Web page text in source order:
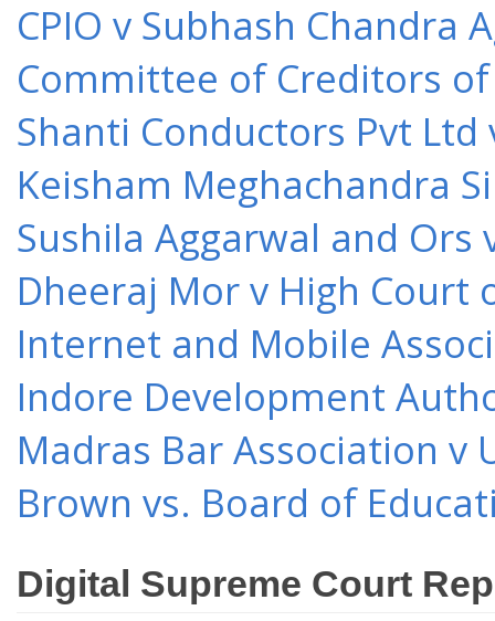
CPIO v Subhash Chandra
Committee of Creditors of
Shanti Conductors Pvt Ltd
Keisham Meghachandra
Sushila Aggarwal and Ors
Dheeraj Mor v High Court
Internet and Mobile
Indore Development
Madras Bar Association v
Brown vs. Board of
Digital Supreme Court